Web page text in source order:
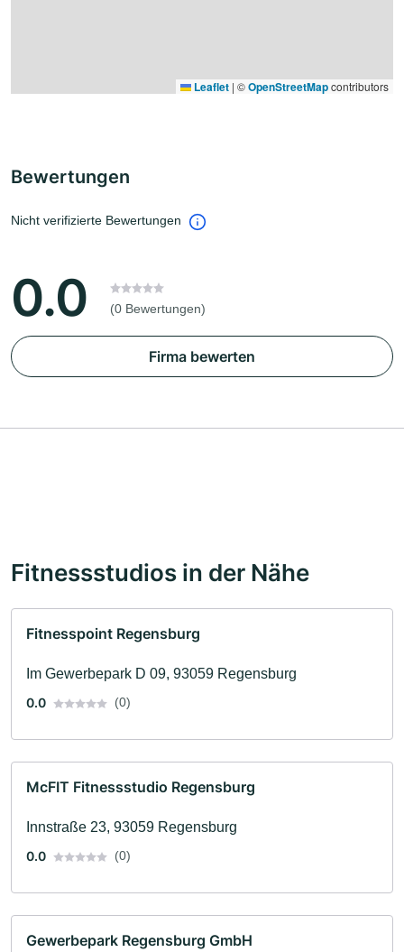
Leaflet | ©OpenStreetMapcontributors
Bewertungen
Nicht verifizierte Bewertungen
0.0 (0 Bewertungen)
Firma bewerten
Fitnessstudios in der Nähe
Fitnesspoint Regensburg
Im Gewerbepark D 09, 93059 Regensburg
0.0
(0)
McFIT Fitnessstudio Regensburg
Innstraße 23, 93059 Regensburg
0.0
(0)
Gewerbepark Regensburg GmbH